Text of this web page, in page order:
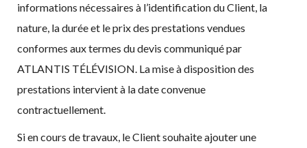
informations nécessaires à l’identification du Client, la
nature, la durée et le prix des prestations vendues
conformes aux termes du devis communiqué par
ATLANTIS TÉLÉVISION. La mise à disposition des
prestations intervient à la date convenue
contractuellement.
Si en cours de travaux, le Client souhaite ajouter une